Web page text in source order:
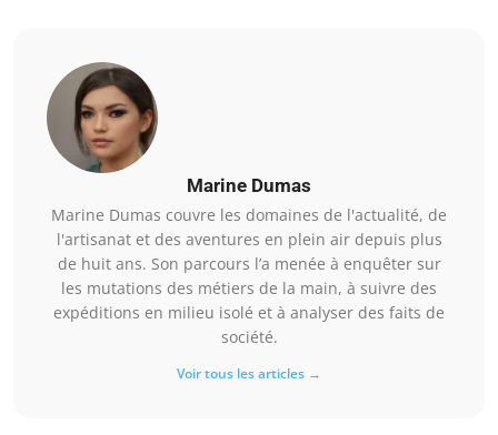
Marine Dumas
Marine Dumas couvre les domaines de l'actualité, de
l'artisanat et des aventures en plein air depuis plus
de huit ans. Son parcours l’a menée à enquêter sur
les mutations des métiers de la main, à suivre des
expéditions en milieu isolé et à analyser des faits de
société.
Voir tous les articles →